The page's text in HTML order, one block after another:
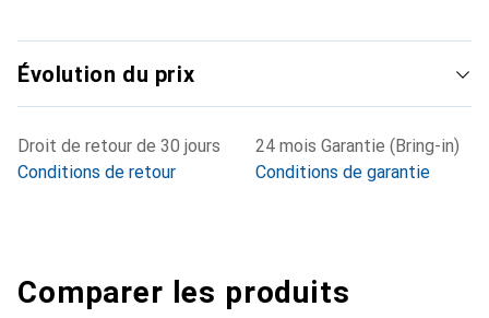
Évolution du prix
Droit de retour de 30 jours
Conditions de retour
24 mois Garantie (Bring-in)
Conditions de garantie
Comparer les produits